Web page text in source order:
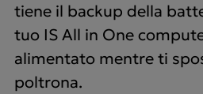
tiene il backup della
tuo IS All in One
alimentato mentre ti
poltrona.